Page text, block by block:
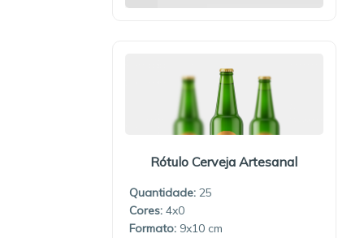
Rótulo Cerveja Artesanal
Quantidade: 25
4x0
9x10